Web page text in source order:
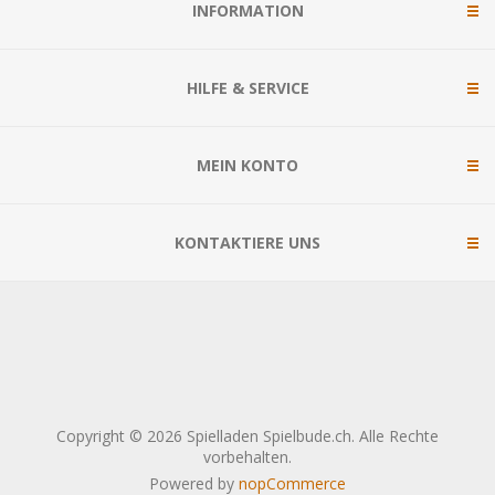
INFORMATION
HILFE & SERVICE
MEIN KONTO
KONTAKTIERE UNS
Copyright © 2026 Spielladen Spielbude.ch. Alle Rechte
vorbehalten.
Powered by nopCommerce